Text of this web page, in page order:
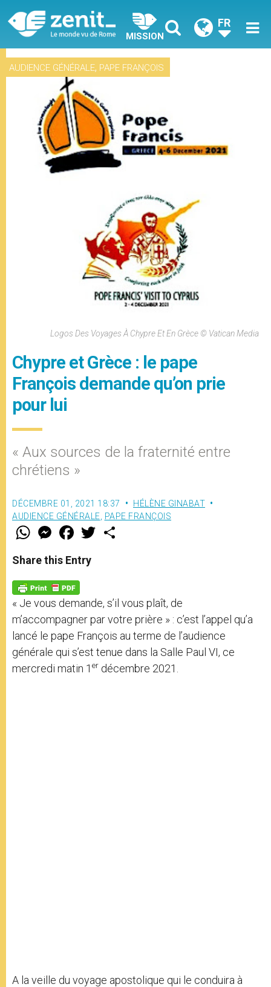
MISSION
FR
AUDIENCE GÉNÉRALE, PAPE FRANÇOIS
Logos Des Voyages À Chypre Et En Grèce © Vatican Media
Chypre et Grèce : le pape
François demande qu’on prie
pour lui
« Aux sources de la fraternité entre
chrétiens »
DÉCEMBRE 01, 2021 18:37
HÉLÈNE GINABAT
AUDIENCE GÉNÉRALE PAPE FRANÇOIS
W
t
s
p
p
M
e
s
e
g
e
r
F
a
e
b
o
k
w
Share this Entry
« Je vous demande, s’il vous plaît, de
m’accompagner par votre prière » : c’est l’appel qu’a
lancé le pape François au terme de l’audience
générale qui s’est tenue dans la Salle Paul VI, ce
mercredi matin 1 er décembre 2021.
A la veille du voyage apostolique qui le conduira à